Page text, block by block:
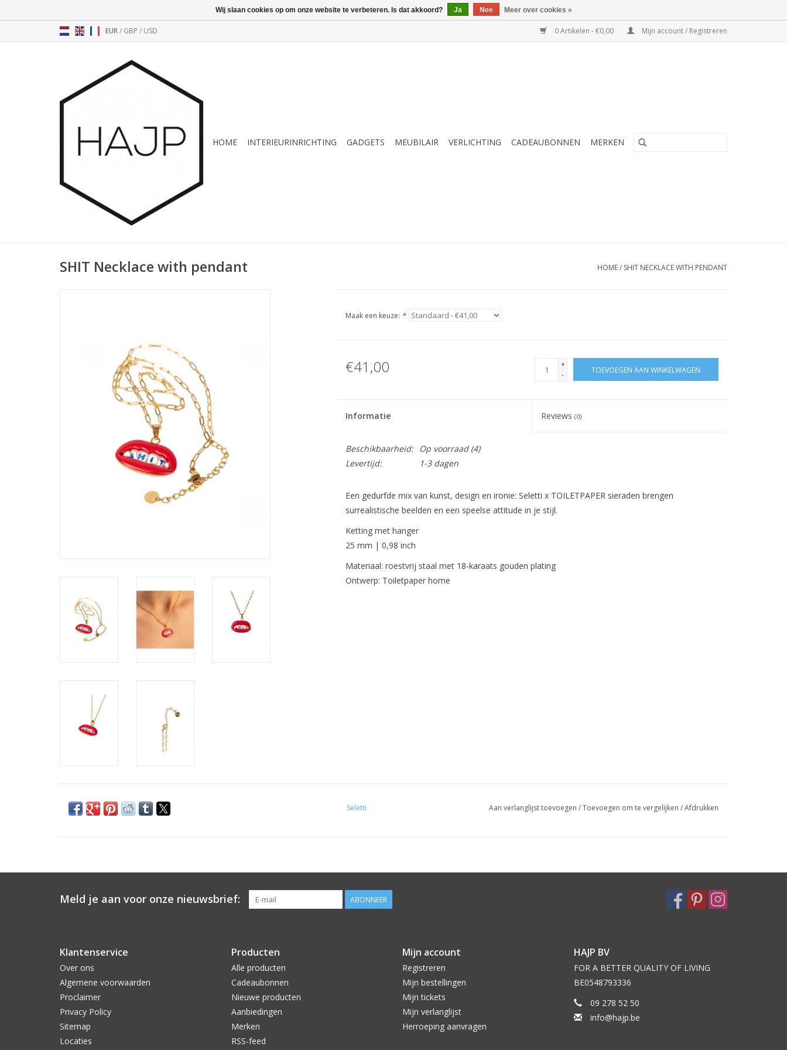
EUR/ GBP / USD 0 Artikelen - €0,00 Mijn account / Registreren
HOME INTERIEURINRICHTING GADGETS MEUBILAIR VERLICHTING CADEAUBONNEN MERKEN
SHIT Necklace with pendant HOME/ SHIT NECKLACE WITH PENDANT
Maak een keuze: *
€41,00
+
-
TOEVOEGEN AAN WINKELWAGEN
Informatie Reviews(0)
Beschikbaarheid: Op voorraad(4)
Levertijd:
1-3 dagen
Een gedurfde mix van kunst, design en ironie: Seletti x TOILETPAPER sieraden brengen
surrealistische beelden en een speelse attitude in je stijl.
Ketting met hanger
25 mm | 0,98 inch
Materiaal: roestvrij staal met 18-karaats gouden plating
Ontwerp: Toiletpaper home
Seletti Aan verlanglijst toevoegen /Toevoegen om te vergelijken /Afdrukken
Meld je aan voor onze nieuwsbrief: ABONNEER
Klantenservice
Over ons
Algemene voorwaarden
Proclaimer
Privacy Policy
Sitemap
Locaties
Producten
Alle producten
Cadeaubonnen
Nieuwe producten
Aanbiedingen
Merken
RSS-feed
Mijn account
Registreren
Mijn bestellingen
Mijn tickets
Mijn verlanglijst
Herroeping aanvragen
HAJP BV
FOR A BETTER QUALITY OF LIVING
BE0548793336
09 278 52 50
info@hajp.be
Wij slaan cookies op om onze website te verbeteren. Is dat akkoord? Ja Nee Meer over cookies »